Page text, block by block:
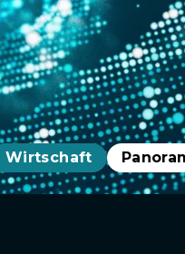
Wirtschaft